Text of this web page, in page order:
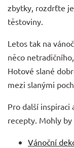
zbytky, rozdrťte
těstoviny.
Letos tak na
něco
Hotové slané
mezi slanými
Pro další
recepty. Mohly
Vánoční